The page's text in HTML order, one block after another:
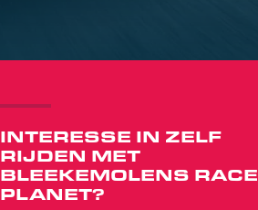
INTERESSE IN ZELF
RIJDEN MET
BLEEKEMOLENS RACE
PLANET?